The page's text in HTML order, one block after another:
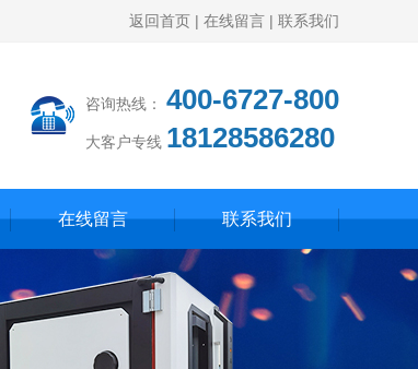
返回首页 | 在线留言 | 联系我们
咨询热线： 400-6727-800
大客户专线 18128586280
在线留言 联系我们